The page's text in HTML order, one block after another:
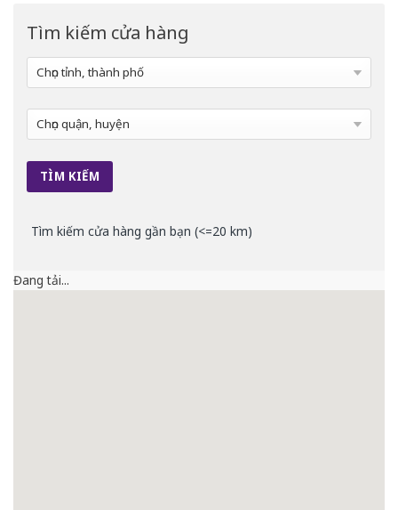
Tìm kiếm cửa hàng
Tìm kiếm cửa hàng gần bạn (<=20 km)
Đang tải...